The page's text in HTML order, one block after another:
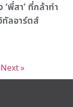
พี่สา’ ที่กล้าทำ
ทัลอาร์ตส์
Next »